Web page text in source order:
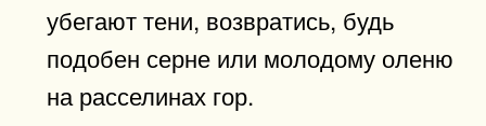
убегают тени, возвратись, будь
подобен серне или молодому оленю
на расселинах гор.